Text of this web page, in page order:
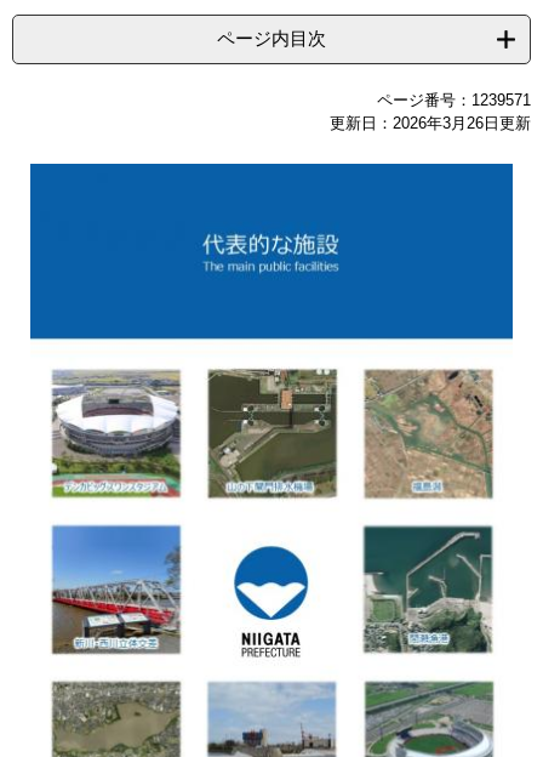
ページ内目次
ページ番号：1239571
更新日：2026年3月26日更新